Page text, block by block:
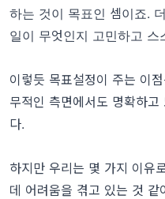
하는 것이 목표인 셈이죠.
일이 무엇인지 고민하고
이렇듯 목표설정이 주는 이
무적인 측면에서도 명확하
다.
하지만 우리는 몇 가지 이유
데 어려움을 겪고 있는 것 같